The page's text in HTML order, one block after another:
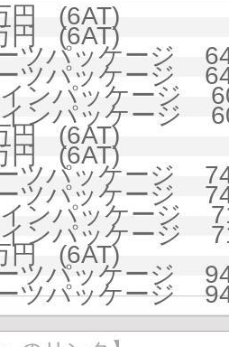
円 (6AT)
円 (6AT)
ツパッケージ
ツパッケージ
インパッケージ
インパッケージ
円 (6AT)
円 (6AT)
ツパッケージ
ツパッケージ
インパッケージ
インパッケージ
円 (6AT)
ツパッケージ
ツパッケージ